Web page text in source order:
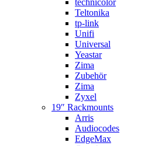
technicolor
Teltonika
tp-link
Unifi
Universal
Yeastar
Zima
Zubehör
Zima
Zyxel
19″ Rackmounts
Arris
Audiocodes
EdgeMax